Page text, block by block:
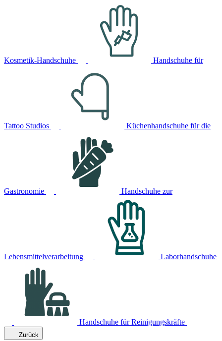
Kosmetik-Handschuhe Handschuhe für
Tattoo Studios Küchenhandschuhe für die
Gastronomie Handschuhe zur
Lebensmittelverarbeitung Laborhandschuhe
Handschuhe für Reinigungskräfte
Zurück